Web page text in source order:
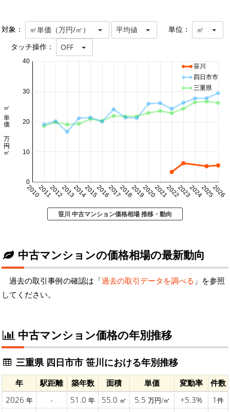
対象： ㎡単価（万円/㎡） 平均値 単位： ㎡
タッチ操作： OFF
20102011201220132014201520162017201820192020202120222023202420252026
0
10
20
30
40
㎡単価 万円/㎡
笹川
四日市市
三重県
笹川 中古マンション価格相場 推移・動向
中古マンションの価格相場の最新動向
過去の取引事例の確認は「過去の取引データを調べる 」を参照
してください。
中古マンション価格の年別推移
三重県 四日市市 笹川における年別推移
年 駅距離 築年数 面積 単価 変動率
件数
2026 年 - 51.0 年 55.0 ㎡ 5.5 万円/㎡ +5.3% 1 件